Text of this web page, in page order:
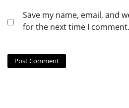
Save my name, email, and
for the next time I comment.